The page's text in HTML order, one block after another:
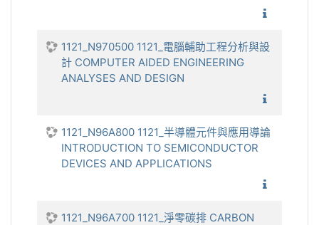
1121_N970500 1121_電腦輔助工程分析與設
計 COMPUTER AIDED ENGINEERING
ANALYSES AND DESIGN
1121_N96A800 1121_半導體元件與應用導論
INTRODUCTION TO SEMICONDUCTOR
DEVICES AND APPLICATIONS
1121_N96A700 1121_淨零碳排 CARBON